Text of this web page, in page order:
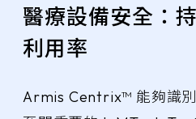
醫療設備安全：
利用率
Armis Centrix™ 能夠識